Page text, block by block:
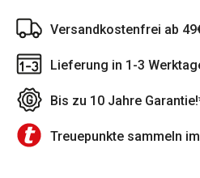
Versandkostenfrei ab
Lieferung in 1-3
Bis zu 10 Jahre
Treuepunkte sammeln